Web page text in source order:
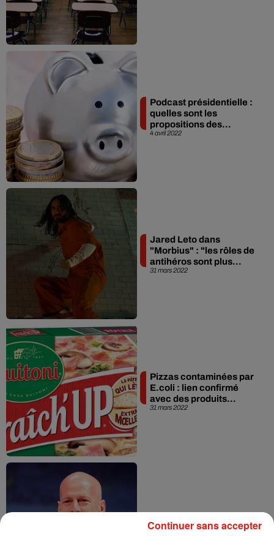
4 avril 2022
Podcast présidentielle :
quelles sont les
propositions des...
31 mars 2022
Jared Leto dans
"Morbius" : "les rôles de
antihéros sont plus...
31 mars 2022
Pizzas contaminées par
E.coli : lien confirmé
avec des produits...
carrière
Continuer sans accepter